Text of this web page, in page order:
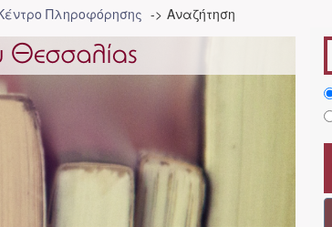
Πληροφόρησης Αναζήτηση